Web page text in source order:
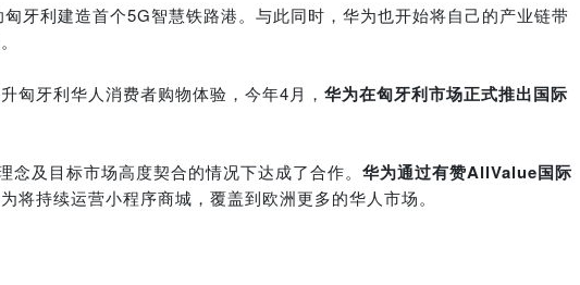
牙利建造首个5G智慧铁路港。 与此同时，华为也开始将自己的产业链带
匈牙利华人消费者购物体验，今年4月， 华为在匈牙利市场正式推出国际
及目标市场高度契合的情况下达成了合作。 华为通过有赞AllValue国际
将持续运营小程序商城，覆盖到欧洲更多的华人市场。